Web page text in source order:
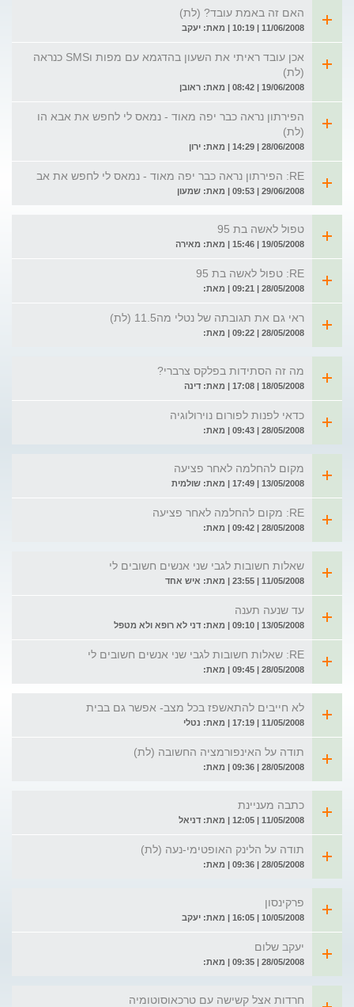
האם זה באמת עובד? (לת)
11/06/2008 | 10:19 | מאת: יעקב
אכן עובד ראיתי את השעון בהדגמא עם מפות וSMS כנראה
(לת)
19/06/2008 | 08:42 | מאת: ראובן
הפירתון נראה כבר יפה מאוד - נמאס לי לחפש את אבא הו
(לת)
28/06/2008 | 14:29 | מאת: ירון
RE: הפירתון נראה כבר יפה מאוד - נמאס לי לחפש את אב
29/06/2008 | 09:53 | מאת: שמעון
טפול לאשה בת 95
19/05/2008 | 15:46 | מאת: מאירה
RE: טפול לאשה בת 95
28/05/2008 | 09:21 | מאת:
ראי גם את תגובתה של נטלי מה11.5 (לת)
28/05/2008 | 09:22 | מאת:
מה זה הסתידות בפלקס צרברי?
18/05/2008 | 17:08 | מאת: דינה
כדאי לפנות לפורום נוירולוגיה
28/05/2008 | 09:43 | מאת:
מקום להחלמה לאחר פציעה
13/05/2008 | 17:49 | מאת: שולמית
RE: מקום להחלמה לאחר פציעה
28/05/2008 | 09:42 | מאת:
שאלות חשובות לגבי שני אנשים חשובים לי
11/05/2008 | 23:55 | מאת: איש אחד
עד שנעה תענה
13/05/2008 | 09:10 | מאת: דני לא רופא ולא מטפל
RE: שאלות חשובות לגבי שני אנשים חשובים לי
28/05/2008 | 09:45 | מאת:
לא חייבים להתאשפז בכל מצב- אפשר גם בבית
11/05/2008 | 17:19 | מאת: נטלי
תודה על האינפורמציה החשובה (לת)
28/05/2008 | 09:36 | מאת:
כתבה מעניינת
11/05/2008 | 12:05 | מאת: דניאל
תודה על הלינק האופטימי-נעה (לת)
28/05/2008 | 09:36 | מאת:
פרקינסון
10/05/2008 | 16:05 | מאת: יעקב
יעקב שלום
28/05/2008 | 09:35 | מאת:
חרדות אצל קשישה עם טרכאוסוטומיה